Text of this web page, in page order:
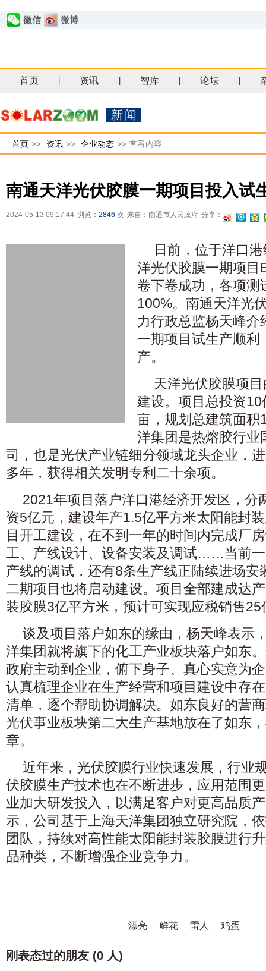
微信 微博
首页 资讯 智库 论坛
新闻
首页 >> 资讯 >> 企业动态 >> 查看内容
南通天洋光伏胶膜一期项目投入试
2024-05-13 09:17:44 浏览： 2846 次 来自：南通市人民政府 分享：
日前，位于洋口
洋光伏胶膜一期项目
卷下卷成功，各项测
100%。南通天洋光
力行政总监杨天峰
一期项目试生产顺利
产。
天洋光伏胶膜项
建设。项目总投资
亩，规划总建筑面积
洋集团是热熔胶行业
司，也是光伏产业链细分领域龙头企业，
多年，获得相关发明专利二十余项。
2021年项目落户洋口港经济开发区，分
资5亿元，建设年产1.5亿平方米太阳能封
目开工建设，在不到一年的时间内完成厂
工、产线设计、设备安装及调试……当前
产线的调试，还有8条生产线正陆续进场安
二期项目也将启动建设。项目全部建成达
装胶膜3亿平方米，预计可实现应税销售25
谈及项目落户如东的缘由，杨天峰表示
洋集团就将旗下的化工产业板块落户如东
政府主动到企业，俯下身子、真心实意为
认真梳理企业在生产经营和项目建设中存
清单，逐个帮助协调解决。如东良好的营
光伏事业板块第二大生产基地放在了如东
章。
近年来，光伏胶膜行业快速发展，行业
伏胶膜生产技术也在不断进步，应用范围
业加大研发投入，以满足客户对更高品质
示，公司基于上海天洋集团独立研究院，
团队，持续对高性能太阳能封装胶膜进行
品种类，不断增强企业竞争力。
漂亮 鲜花 雷人 鸡蛋
刚表态过的朋友 (0 人)